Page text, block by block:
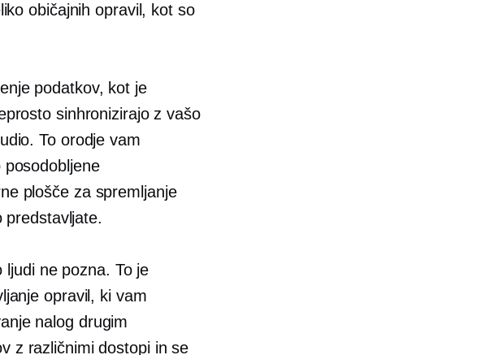
običajnih opravil, kot so
podatkov, kot je
sinhronizirajo z vašo
To orodje vam
plošče za spremljanje
predstavljate.
ne pozna. To je
opravil, ki vam
nalog drugim
z različnimi dostopi in se